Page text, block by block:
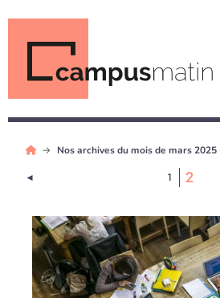
Nos archives du mois de mars 2025
◄ 1 2